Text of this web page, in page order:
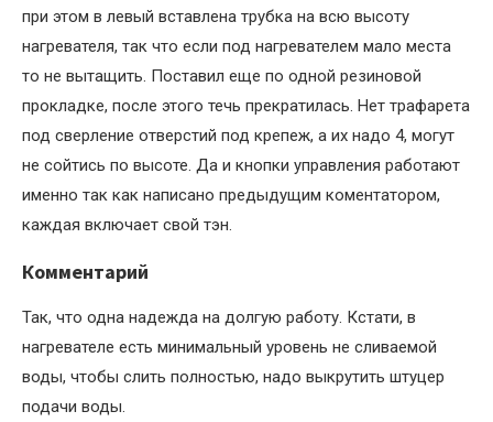
при этом в левый вставлена трубка на всю высоту
нагревателя, так что если под нагревателем мало места
то не вытащить. Поставил еще по одной резиновой
прокладке, после этого течь прекратилась. Нет трафарета
под сверление отверстий под крепеж, а их надо 4, могут
не сойтись по высоте. Да и кнопки управления работают
именно так как написано предыдущим коментатором,
каждая включает свой тэн.
Комментарий
Так, что одна надежда на долгую работу. Кстати, в
нагревателе есть минимальный уровень не сливаемой
воды, чтобы слить полностью, надо выкрутить штуцер
подачи воды.